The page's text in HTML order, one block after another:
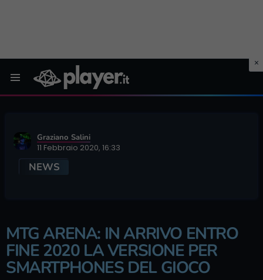
Graziano Salini
11 Febbraio 2020, 16:33
NEWS
MTG ARENA: IN ARRIVO ENTRO
FINE 2020 LA VERSIONE PER
SMARTPHONES DEL GIOCO